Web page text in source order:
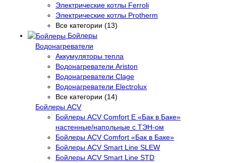
Электрические котлы Ferroli
Электрические котлы Protherm
Все категории (13)
Бойлеры
Водонагреватели
Аккумуляторы тепла
Водонагреватели Ariston
Водонагреватели Clage
Водонагреватели Electrolux
Все категории (14)
Бойлеры ACV
Бойлеры ACV Comfort E «Бак в Баке»
настенные/напольные c ТЭН-ом
Бойлеры ACV Comfort «Бак в Баке»
Бойлеры ACV Smart Line SLEW
Бойлеры ACV Smart Line STD